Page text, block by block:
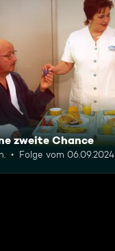
zweite Chance
Folge vom 06.09.2024